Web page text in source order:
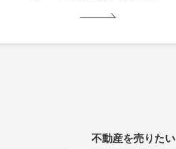
不動産を売りたい